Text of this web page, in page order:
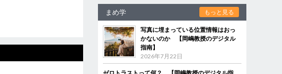
まめ学 もっと見る
写真に埋まっている位置情報はおっ
かないのか 【岡嶋教授のデジタル
指南】
2026年7月22日